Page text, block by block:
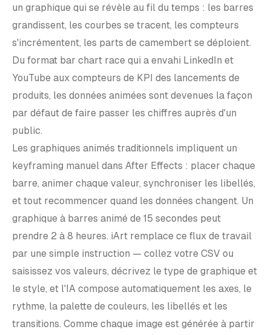
un graphique qui se révèle au fil du temps : les barres
grandissent, les courbes se tracent, les compteurs
s'incrémentent, les parts de camembert se déploient.
Du format bar chart race qui a envahi LinkedIn et
YouTube aux compteurs de KPI des lancements de
produits, les données animées sont devenues la façon
par défaut de faire passer les chiffres auprès d'un
public.
Les graphiques animés traditionnels impliquent un
keyframing manuel dans After Effects : placer chaque
barre, animer chaque valeur, synchroniser les libellés,
et tout recommencer quand les données changent. Un
graphique à barres animé de 15 secondes peut
prendre 2 à 8 heures. iArt remplace ce flux de travail
par une simple instruction — collez votre CSV ou
saisissez vos valeurs, décrivez le type de graphique et
le style, et l'IA compose automatiquement les axes, le
rythme, la palette de couleurs, les libellés et les
transitions. Comme chaque image est générée à partir